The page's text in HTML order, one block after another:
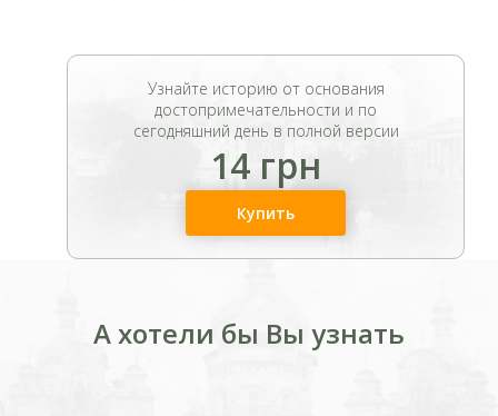
Узнайте историю от основания
достопримечательности и по
сегодняшний день в полной версии
14 грн
Купить
А хотели бы Вы узнать